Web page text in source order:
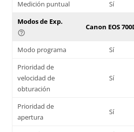
Medición puntual Sí
Modos de Exp.
help_outline
Canon EOS
Modo programa Sí
Prioridad de
velocidad de
obturación
Sí
Prioridad de
apertura
Sí